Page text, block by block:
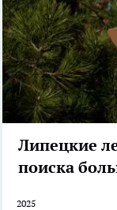
Липецкие
поиска
2025